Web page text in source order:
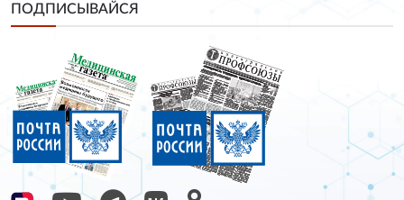
ПОДПИСЫВАЙСЯ